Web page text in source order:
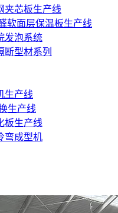
夹芯板生产线
软面层保温板生产线
发泡系统
断型材系列
生产线
生产线
板生产线
弯成型机